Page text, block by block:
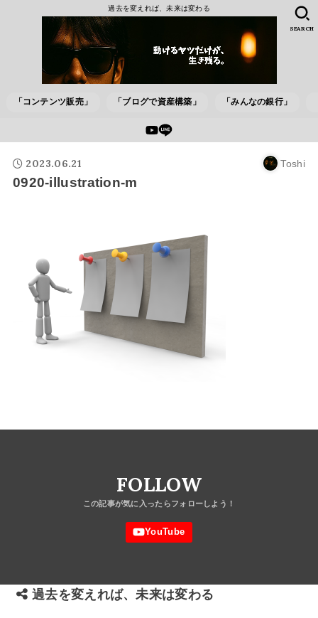
過去を変えれば、未来は変わる
「コンテンツ販売」 「ブログで資産構築」 「みんなの銀行」
SEARCH
2023.06.21 Toshi
0920-illustration-m
FOLLOW
過去を変えれば、未来は変わる